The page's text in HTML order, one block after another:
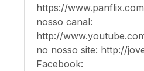
https://
nosso canal:
http://
no nosso site: http://
Facebook: